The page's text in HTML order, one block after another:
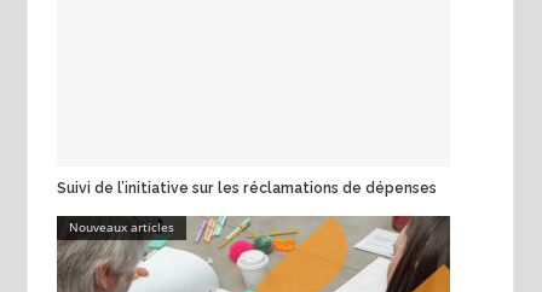
Suivi de l’initiative sur les réclamations de dépenses
Nouveaux articles